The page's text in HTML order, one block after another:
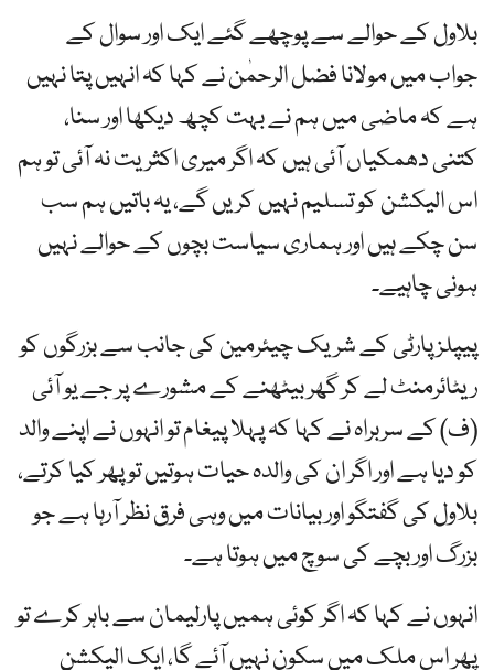
بلاول کے حوالے سے پوچھے گئے ایک اور سوال کے
جواب میں مولانا فضل الرحمٰن نے کہا کہ انہیں پتا نہیں
ہے کہ ماضی میں ہم نے بہت کچھ دیکھا اور سنا،
کتنی دھمکیاں آئی ہیں کہ اگر میری اکثریت نہ آئی تو ہم
اس الیکشن کو تسلیم نہیں کریں گے، یہ باتیں ہم سب
سن چکے ہیں اور ہماری سیاست بچوں کے حوالے نہیں
ہونی چاہیے۔
پیپلز پارٹی کے شریک چیئرمین کی جانب سے بزرگوں کو
ریٹائرمنٹ لے کر گھر بیٹھنے کے مشورے پر جے یو آئی
(ف) کے سربراہ نے کہا کہ پہلا پیغام تو انہوں نے اپنے والد
کو دیا ہے اور اگر ان کی والدہ حیات ہوتیں تو پھر کیا کرتے،
بلاول کی گفتگو اور بیانات میں وہی فرق نظر آرہا ہے جو
بزرگ اور بچے کی سوچ میں ہوتا ہے۔
انہوں نے کہا کہ اگر کوئی ہمیں پارلیمان سے باہر کرے تو
پھر اس ملک میں سکون نہیں آئے گا، ایک الیکشن